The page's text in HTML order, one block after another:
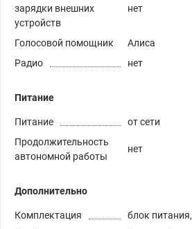
зарядки внешних
устройств
нет
Голосовой помощник
Алиса
Радио
нет
Питание
Питание
от сети
Продолжительность
автономной работы
нет
Дополнительно
Комплектация
блок